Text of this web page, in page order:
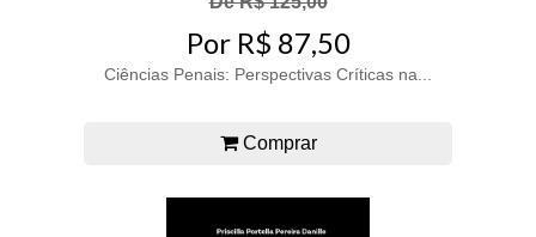
Por R$ 87,50
Ciências Penais: Perspectivas Críticas na...
Comprar